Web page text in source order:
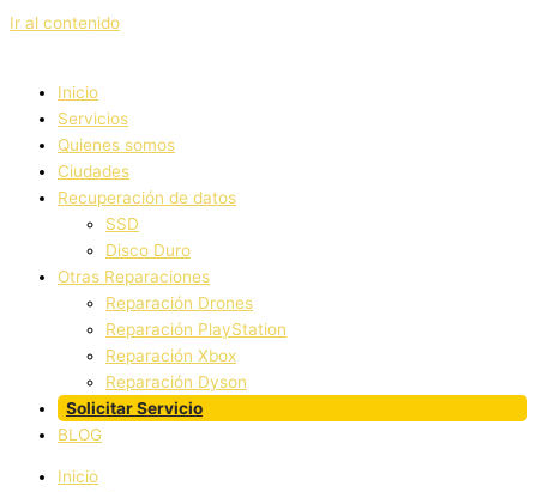
Ir al contenido
Inicio
Servicios
Quienes somos
Ciudades
Recuperación de datos
SSD
Disco Duro
Otras Reparaciones
Reparación Drones
Reparación PlayStation
Reparación Xbox
Reparación Dyson
Solicitar Servicio
BLOG
Inicio